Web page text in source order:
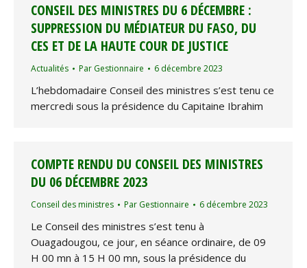
CONSEIL DES MINISTRES DU 6 DÉCEMBRE :
SUPPRESSION DU MÉDIATEUR DU FASO, DU
CES ET DE LA HAUTE COUR DE JUSTICE
Actualités Par Gestionnaire 6 décembre 2023
L’hebdomadaire Conseil des ministres s’est tenu ce
mercredi sous la présidence du Capitaine Ibrahim
COMPTE RENDU DU CONSEIL DES MINISTRES
DU 06 DÉCEMBRE 2023
Conseil des ministres Par Gestionnaire 6 décembre 2023
Le Conseil des ministres s’est tenu à
Ouagadougou, ce jour, en séance ordinaire, de 09
H 00 mn à 15 H 00 mn, sous la présidence du